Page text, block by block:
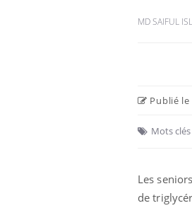
MD SAIFUL
Publié le
Mots clés
Les
de